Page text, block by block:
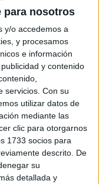
para nosotros
y/o accedemos a
y procesamos
e información
y contenido
servicios. Con su
utilizar datos de
mediante las
clic para otorgarnos
1733 socios para
descrito. De
su
detallada y
Anúnciate
generales|Política
de León 47 - 28006
593 2767